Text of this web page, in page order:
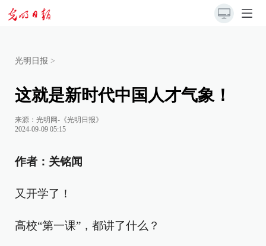
光明日报 >
这就是新时代中国人才气象！
来源： 光明网-《光明日报》
2024-09-09 05:15
作者：关铭闻
又开学了！
高校“第一课”，都讲了什么？